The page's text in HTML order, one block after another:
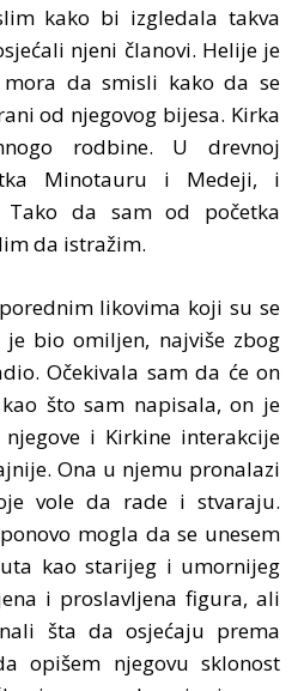
kako bi izgledala takva
njeni članovi. Helije je
da smisli kako da se
od njegovog bijesa. Kirka
rodbine. U drevnoj
Minotauru i Medeji, i
Tako da sam od početka
da istražim.
likovima koji su se
bio omiljen, najviše zbog
Očekivala sam da će on
što sam napisala, on je
i Kirkine interakcije
Ona u njemu pronalazi
vole da rade i stvaraju.
mogla da se unesem
kao starijeg i umornijeg
i proslavljena figura, ali
šta da osjećaju prema
opišem njegovu sklonost